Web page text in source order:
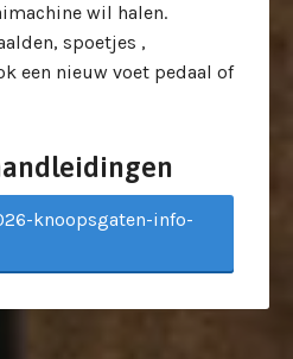
wil halen.
spoetjes ,
een nieuw voet pedaal of
knoopsgaten-info-